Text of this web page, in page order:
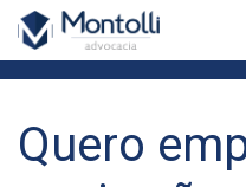
Quero